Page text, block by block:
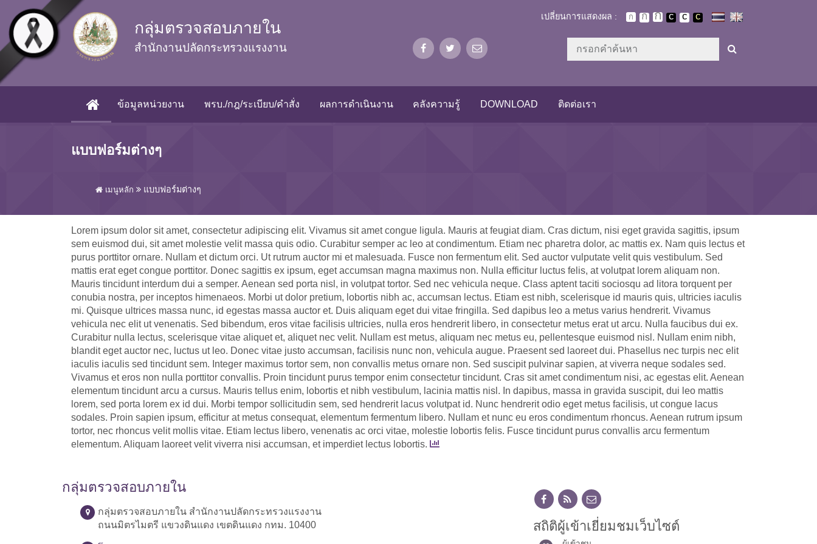
Skip to main content
กลุ่มตรวจสอบภายใน
สำนักงานปลัดกระทรวงแรงงาน
เปลี่ยนการแสดงผล :
(CURRENT)
ข้อมูลหน่วยงาน พรบ./กฎ/ระเบียบ/คำสั่ง ผลการดำเนินงาน คลังความรู้ DOWNLOAD ติดต่อเรา
แบบฟอร์มต่างๆ
เมนูหลัก แบบฟอร์มต่างๆ
Lorem ipsum dolor sit amet, consectetur adipiscing elit. Vivamus sit amet congue ligula. Mauris at feugiat diam. Cras dictum, nisi eget gravida sagittis, ipsum
sem euismod dui, sit amet molestie velit massa quis odio. Curabitur semper ac leo at condimentum. Etiam nec pharetra dolor, ac mattis ex. Nam quis lectus et
purus porttitor ornare. Nullam et dictum orci. Ut rutrum auctor mi et malesuada. Fusce non fermentum elit. Sed auctor vulputate velit quis vestibulum. Sed
mattis erat eget congue porttitor. Donec sagittis ex ipsum, eget accumsan magna maximus non. Nulla efficitur luctus felis, at volutpat lorem aliquam non.
Mauris tincidunt interdum dui a semper. Aenean sed porta nisl, in volutpat tortor. Sed nec vehicula neque. Class aptent taciti sociosqu ad litora torquent per
conubia nostra, per inceptos himenaeos. Morbi ut dolor pretium, lobortis nibh ac, accumsan lectus. Etiam est nibh, scelerisque id mauris quis, ultricies iaculis
mi. Quisque ultrices massa nunc, id egestas massa auctor et. Duis aliquam eget dui vitae fringilla. Sed dapibus leo a metus varius hendrerit. Vivamus
vehicula nec elit ut venenatis. Sed bibendum, eros vitae facilisis ultricies, nulla eros hendrerit libero, in consectetur metus erat ut arcu. Nulla faucibus dui ex.
Curabitur nulla lectus, scelerisque vitae aliquet et, aliquet nec velit. Nullam est metus, aliquam nec metus eu, pellentesque euismod nisl. Nullam enim nibh,
blandit eget auctor nec, luctus ut leo. Donec vitae justo accumsan, facilisis nunc non, vehicula augue. Praesent sed laoreet dui. Phasellus nec turpis nec elit
iaculis iaculis sed tincidunt sem. Integer maximus tortor sem, non convallis metus ornare non. Sed suscipit pulvinar sapien, at viverra neque sodales sed.
Vivamus et eros non nulla porttitor convallis. Proin tincidunt purus tempor enim consectetur tincidunt. Cras sit amet condimentum nisi, ac egestas elit. Aenean
elementum tincidunt arcu a cursus. Mauris tellus enim, lobortis et nibh vestibulum, lacinia mattis nisl. In dapibus, massa in gravida suscipit, dui leo mattis
lorem, sed porta lorem ex id dui. Morbi tempor sollicitudin sem, sed hendrerit lacus volutpat id. Nunc hendrerit odio eget metus facilisis, ut congue lacus
sodales. Proin sapien ipsum, efficitur at metus consequat, elementum fermentum libero. Nullam et nunc eu eros condimentum rhoncus. Aenean rutrum ipsum
tortor, nec rhoncus velit mollis vitae. Etiam lectus libero, venenatis ac orci vitae, molestie lobortis felis. Fusce tincidunt purus convallis arcu fermentum
elementum. Aliquam laoreet velit viverra nisi accumsan, et imperdiet lectus lobortis.
กลุ่มตรวจสอบภายใน
กลุ่มตรวจสอบภายใน สำนักงานปลัดกระทรวงแรงงาน
ถนนมิตรไมตรี แขวงดินแดง เขตดินแดง กทม. 10400
สถิติผู้เข้าเยี่ยมชมเว็บไซต์